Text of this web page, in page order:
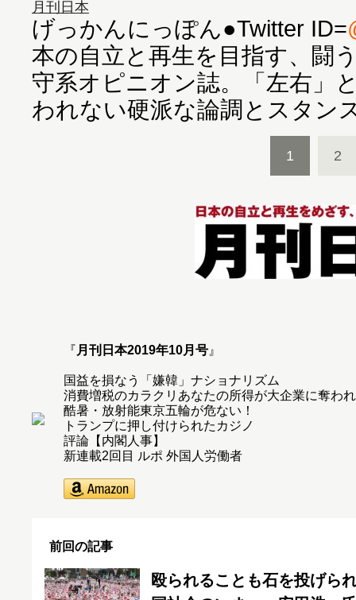
月刊日本
げっかんにっぽん●Twitter ID=
本の自立と再生を目指す、闘
守系オピニオン誌。「左右」
われない硬派な論調とスタン
1 2
『 月刊日本2019年10月号 』
国益を損なう「嫌韓」ナショナリズム
消費増税のカラクリあなたの所得が大企業に奪わ
酷暑・放射能東京五輪が危ない！
トランプに押し付けられたカジノ
評論【内閣人事】
新連載2回目 ルポ 外国人労働者
前回の記事
殴られることも石を投げら